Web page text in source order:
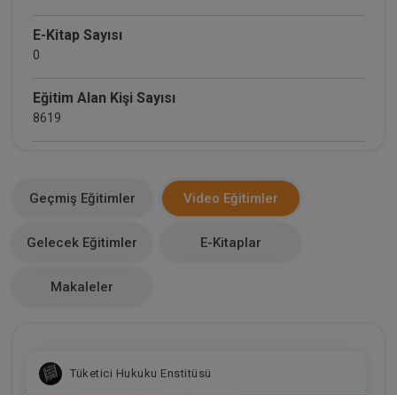
E-Kitap Sayısı
0
Eğitim Alan Kişi Sayısı
8619
0
Geçmiş Eğitimler Video Eğitimler
Gelecek Eğitimler E-Kitaplar
Makaleler
Tüketici Hukuku Enstitüsü